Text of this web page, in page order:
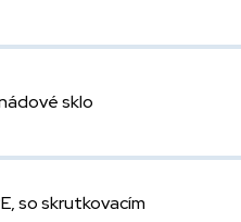
sklo
so skrutkovacím